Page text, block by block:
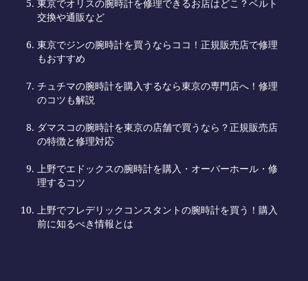
東京でオリスの腕時計を修理できるお店はどこ？ベルト
交換や通販など
東京でジンの腕時計を買うならココ！正規販売店で修理
もおすすめ
チュチマの腕時計を購入するなら東京の専門店へ！修理
のコツも解説
ダマスコの腕時計を東京の店舗で買うなら？正規販売店
の特徴と修理対応
上野でエドックスの腕時計を購入・オーバーホール・修
理するコツ
上野でフレデリックコンスタントの腕時計を買う！購入
前に知るべき情報とは